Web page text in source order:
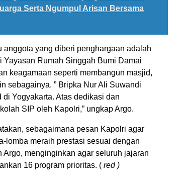
Serta Ngumpul Arisan Bersama
anggota yang diberi penghargaan adalah
Yayasan Rumah Singgah Bumi Damai
keagamaan seperti membangun masjid,
sebagainya. ” Bripka Nur Ali Suwandi
Yogyakarta. Atas dedikasi dan
SIP oleh Kapolri,” ungkap Argo.
sebagaimana pesan Kapolri agar
lomba meraih prestasi sesuai dengan
Argo, menginginkan agar seluruh jajaran
16 program prioritas. ( red )